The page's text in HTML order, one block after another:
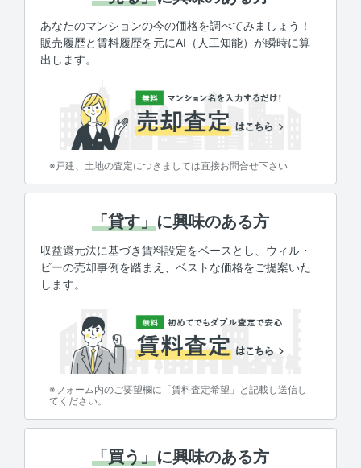
あなたのマンションの今の価格を調べてみましょう！
販売履歴と賃料履歴を元にAI（人工知能）が瞬時に算
出します。
※戸建、土地の査定につきましては直接お問合せ下さい
「貸す」に興味のある方
収益還元法に基づき賃料設定をベースとし、ウィル・
ビーの売却事例を踏まえ、ベストな価格をご提案いた
します。
※フォーム内のご要望欄に「賃料査定希望」と記載し送信し
てください。
「買う」に興味のある方